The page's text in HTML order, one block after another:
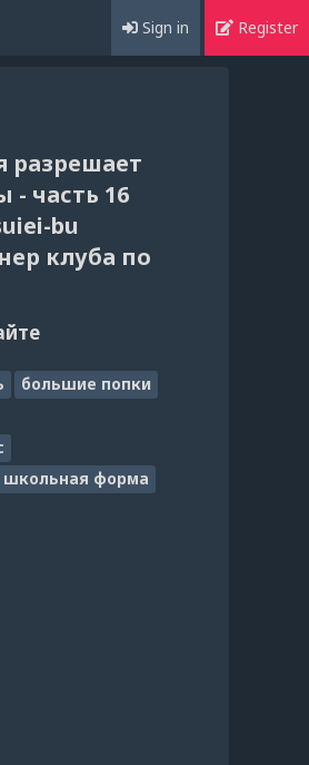
Sign in Register
разрешает
- часть 16
bu
клуба по
большие попки
школьная форма